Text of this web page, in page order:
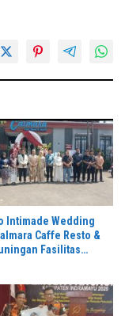
Intimade Wedding
Caffe Resto &
Fasilitas